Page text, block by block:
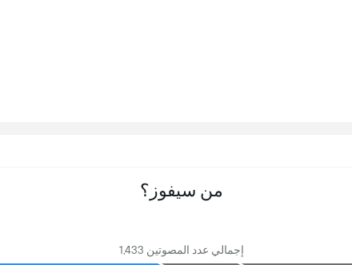
من سيفوز؟
إجمالي عدد المصوتين 1,433